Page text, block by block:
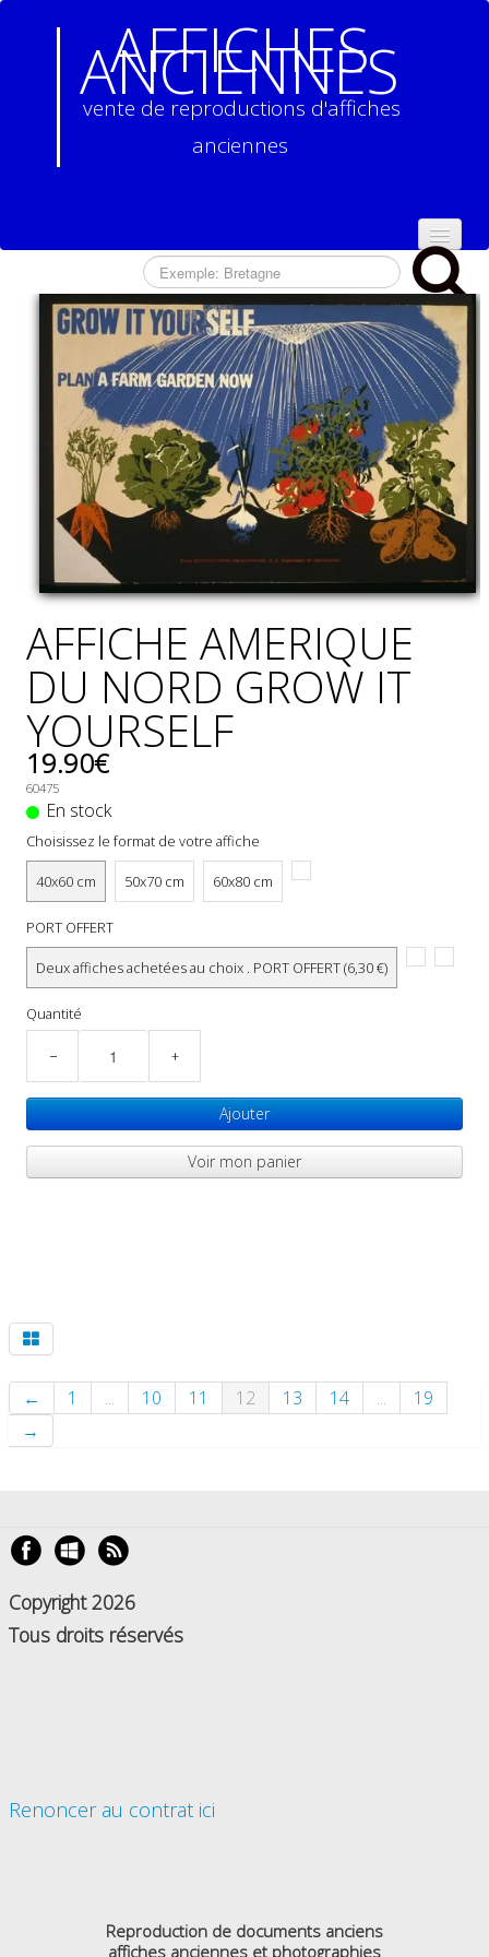
AFFICHES
ANCIENNES
vente de reproductions d'affiches
anciennes
NOS
REPRODUCTIONS
D'AFFICHES
ANCIENNES▼
CONTACT
CONDITIONS
GÉNÉRALES
VENTE
MENTIONS
POLITIQUE
DE
CONFIDENTIALITÉ
JALONS
POUR
UNE
HISTOIRE
DE
PUBLICITAIRE
FRANÇAISE
0
AFFICHE AMERIQUE
DU NORD GROW IT
YOURSELF
19.90€
60475
En stock
Choisissez le format de votre affiche
40x60 cm 50x70 cm 60x80 cm
PORT OFFERT
Deux affiches achetées au choix . PORT OFFERT (6,30 €)
Quantité
− +
Ajouter
Voir mon panier
← 1 ... 10 11 12 13 14 ...
19
→
Copyright 2026
Tous droits réservés
Renoncer au contrat ici
Reproduction de documents anciens
affiches anciennes et photographies